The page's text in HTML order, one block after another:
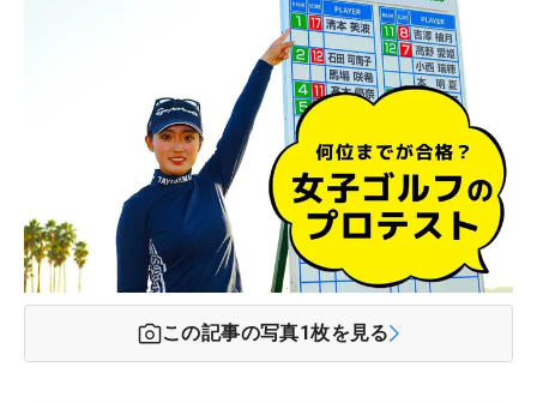
この記事の写真1枚を見る